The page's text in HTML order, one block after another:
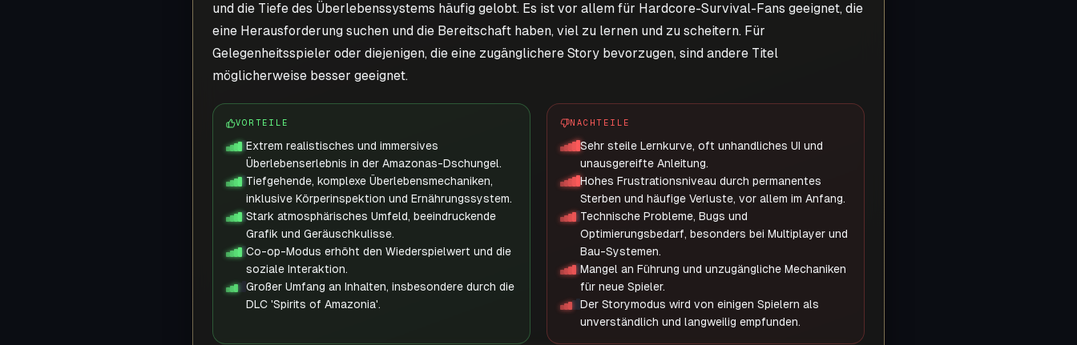
und die Tiefe des Überlebenssystems häufig gelobt. Es ist vor allem für Hardcore-Survival-Fans geeignet, die
eine Herausforderung suchen und die Bereitschaft haben, viel zu lernen und zu scheitern. Für
Gelegenheitsspieler oder diejenigen, die eine zugänglichere Story bevorzugen, sind andere Titel
möglicherweise besser geeignet.
VORTEILE
Extrem realistisches und immersives
Überlebenserlebnis in der Amazonas-Dschungel.
Tiefgehende, komplexe Überlebensmechaniken,
inklusive Körperinspektion und Ernährungssystem.
Stark atmosphärisches Umfeld, beeindruckende
Grafik und Geräuschkulisse.
Co-op-Modus erhöht den Wiederspielwert und die
soziale Interaktion.
Großer Umfang an Inhalten, insbesondere durch die
DLC 'Spirits of Amazonia'.
NACHTEILE
Sehr steile Lernkurve, oft unhandliches UI und
unausgereifte Anleitung.
Hohes Frustrationsniveau durch permanentes
Sterben und häufige Verluste, vor allem im Anfang.
Technische Probleme, Bugs und
Optimierungsbedarf, besonders bei Multiplayer und
Bau-Systemen.
Mangel an Führung und unzugängliche Mechaniken
für neue Spieler.
Der Storymodus wird von einigen Spielern als
unverständlich und langweilig empfunden.